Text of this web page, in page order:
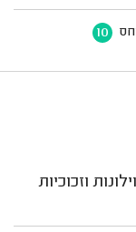
10
וזכוכיות